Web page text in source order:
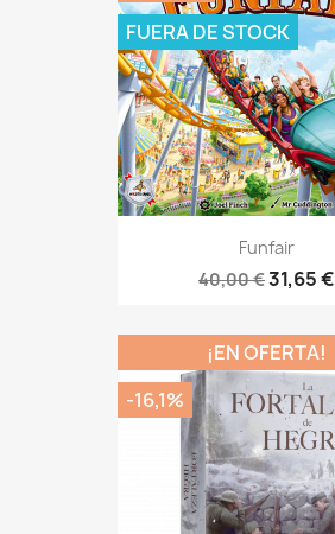
Funfair
40,00 €31,65 €
FUERA DE STOCK
¡EN OFERTA!
-16,1%